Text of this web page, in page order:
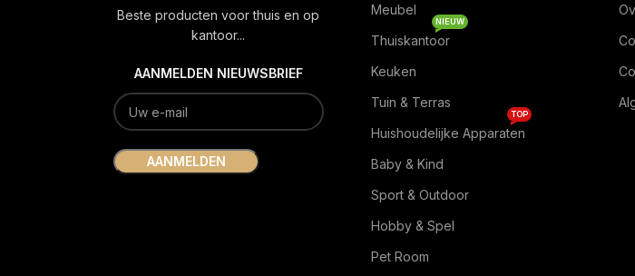
Beste producten voor thuis en op
kantoor...
AANMELDEN NIEUWSBRIEF
Meubel
Thuiskantoor
NIEUW
Keuken
Tuin & Terras
Huishoudelijke Apparaten
TOP
Baby & Kind
Sport & Outdoor
Hobby & Spel
Pet Room